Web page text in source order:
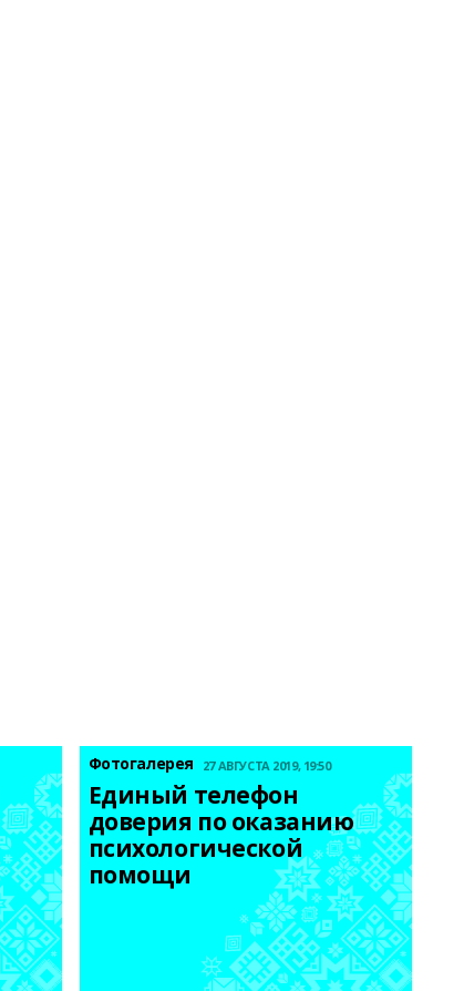
Фотогалерея 27 АВГУСТА 2019, 19:50
Единый телефон
доверия по оказанию
психологической
помощи